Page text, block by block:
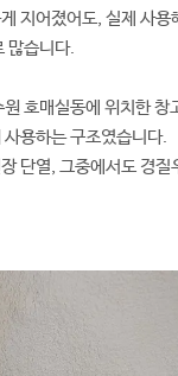
지어졌어도, 실제 사
많습니다.
호매실동에 위치한 창
용하는 구조였습니다.
단열, 그중에서도 경질